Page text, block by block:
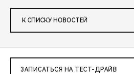
К СПИСКУ НОВОСТЕЙ
ЗАПИСАТЬСЯ НА ТЕСТ-ДРАЙВ